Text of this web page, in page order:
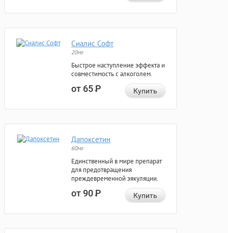
Сиалис Софт
20мг
Быстрое наступление эффекта и
совместимость с алкоголем.
от 65Р Купить
Дапоксетин
60мг
Единственный в мире препарат
для предотвращения
преждевременной эякуляции.
от 90Р Купить